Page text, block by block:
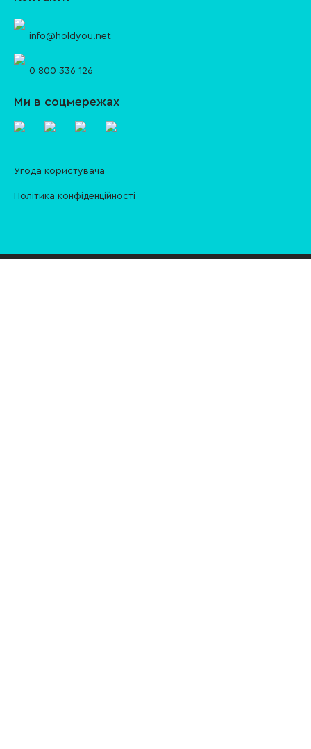
info@holdyou.net
0 800 336 126
Ми в соцмережах
Угода користувача
Політика конфіденційності